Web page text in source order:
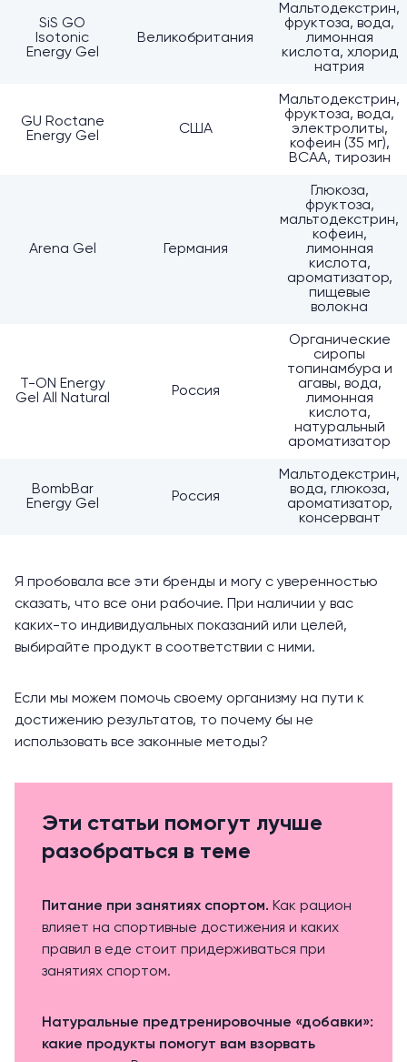
SiS GO
Isotonic
Energy Gel
Великобритания
Мальтодекстрин,
фруктоза, вода,
лимонная
кислота, хлорид
натрия
GU Roctane
Energy Gel
США
Мальтодекстрин,
фруктоза, вода,
электролиты,
кофеин (35 мг),
BCAA, тирозин
Arena Gel Германия
Глюкоза,
фруктоза,
мальтодекстрин,
кофеин,
лимонная
кислота,
ароматизатор,
пищевые
волокна
T-ON Energy
Gel All Natural
Россия
Органические
сиропы
топинамбура и
агавы, вода,
лимонная
кислота,
натуральный
ароматизатор
BombBar
Energy Gel
Россия
Мальтодекстрин,
вода, глюкоза,
ароматизатор,
консервант
Я пробовала все эти бренды и могу с уверенностью
сказать, что все они рабочие. При наличии у вас
каких-то индивидуальных показаний или целей,
выбирайте продукт в соответствии с ними.
Если мы можем помочь своему организму на пути к
достижению результатов, то почему бы не
использовать все законные методы?
Эти статьи помогут лучше
разобраться в теме
Питание при занятиях спортом. Как рацион
влияет на спортивные достижения и каких
правил в еде стоит придерживаться при
занятиях спортом.
Натуральные предтренировочные «добавки»:
какие продукты помогут вам взорвать